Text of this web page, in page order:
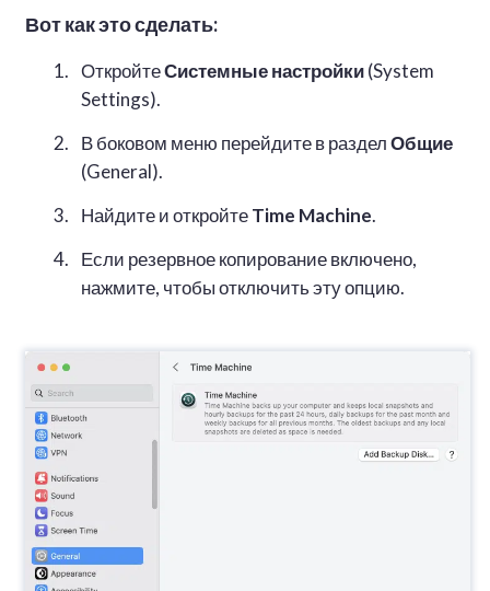
Вот как это сделать:
ОткройтеСистемные настройки(System
Settings).
В боковом меню перейдите в разделОбщие
(General).
Найдите и откройтеTime Machine.
Если резервное копирование включено,
нажмите, чтобы отключить эту опцию.